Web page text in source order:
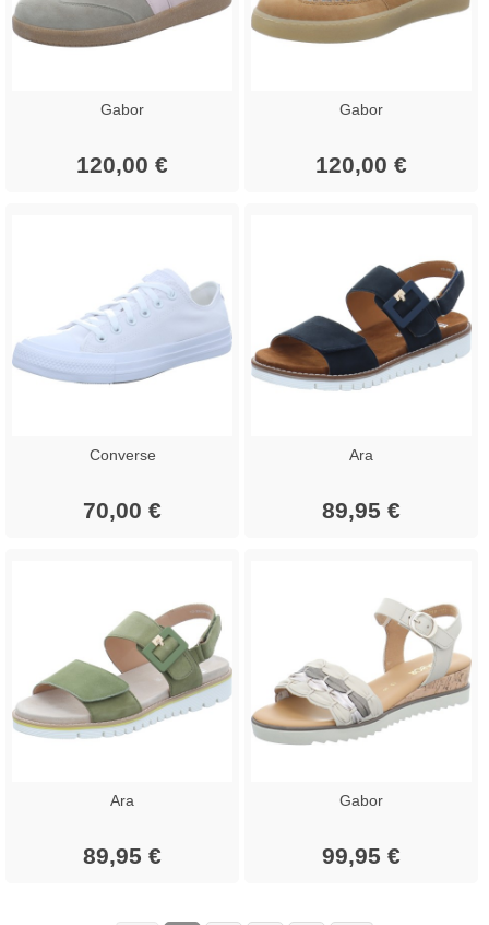
Gabor
120,00 €
Gabor
120,00 €
Converse
70,00 €
Ara
89,95 €
Ara
89,95 €
Gabor
99,95 €